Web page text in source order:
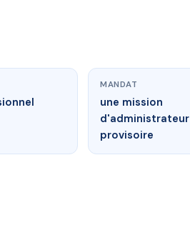
MANDAT
une mission
d'administrateur
provisoire